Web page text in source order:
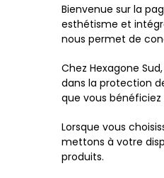
Bienvenue sur la
esthétisme et
nous permet de
Chez Hexagone
dans la protection
que vous
Lorsque vous
mettons à votre
produits.